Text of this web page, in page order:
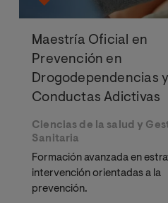
Maestría Oficial en
Prevención en
Drogodependencias
Conductas Adictivas
Ciencias de la salud y
Sanitaria
Formación avanzada en
intervención orientadas a la
prevención.